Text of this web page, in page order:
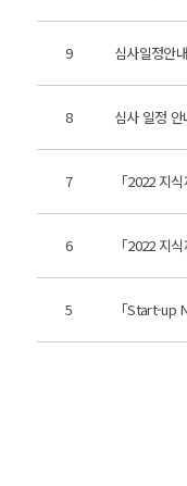
9 심사일정안
8 심사 일정 안
7 「2022 지
6 「2022 지
5 「Start-up